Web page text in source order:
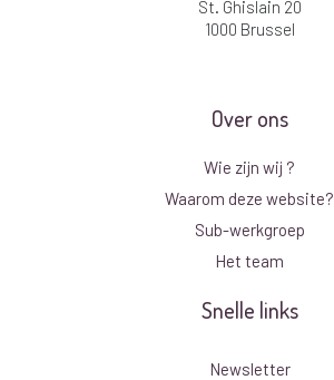
St. Ghislain 20
1000 Brussel
Over ons
Wie zijn wij ?
Waarom deze website?
Sub-werkgroep
Het team
Snelle links
Newsletter